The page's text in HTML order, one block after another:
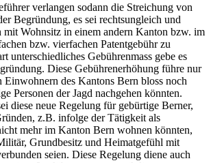
verlangen sodann die Streichung von
Begründung, es sei rechtsungleich und
Wohnsitz in einem andern Kanton bzw. im
bzw. vierfachen Patentgebühr zu
unterschiedliches Gebührenmass gebe es
Diese Gebührenerhöhung führe nur
Einwohnern des Kantons Bern bloss noch
Personen der Jagd nachgehen könnten.
diese neue Regelung für gebürtige Berner,
z.B. infolge der Tätigkeit als
mehr im Kanton Bern wohnen könnten,
Grundbesitz und Heimatgefühl mit
seien. Diese Regelung diene auch